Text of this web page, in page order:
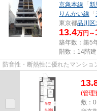
京急本線 「 新
りんかい線 「
東京都品川区
13.4万円～
築年数：築5
階数：14階建
防音性・断熱性に優れたマンショ
(管理
敷：